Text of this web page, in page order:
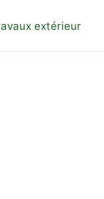
extérieur